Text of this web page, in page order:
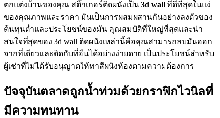
ตกแต่งบ้านของคุณ สติ๊กเกอร์ติดผนังเป็น 3d wall ที่ดีที่สุดในแง่
ของคุณภาพและราคา มันเป็นการผสมผสานกันอย่างลงตัวของ
ต้นทุนต่ำและประโยชน์ของมัน คุณสมบัติที่ใหญ่ที่สุดและน่า
สนใจที่สุดของ 3d wall ติดผนังเหล่านี้คือคุณสามารถลบมันออก
จากที่เดียวและติดกับที่อื่นได้อย่างง่ายดาย เป็นประโยชน์สำหรับ
ผู้เช่าที่ไม่ได้รับอนุญาตให้ทาสีผนังห้องตามความต้องการ
ปัจจุบันตลาดถูกน้ำท่วมด้วยกราฟิกไวนิลที่
มีความทนทาน